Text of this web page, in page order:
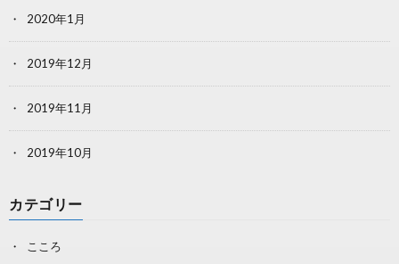
2020年1月
2019年12月
2019年11月
2019年10月
カテゴリー
こころ